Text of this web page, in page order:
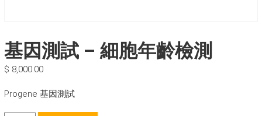
基因測試 – 細胞年齡檢測
$ 8,000.00
Progene 基因測試